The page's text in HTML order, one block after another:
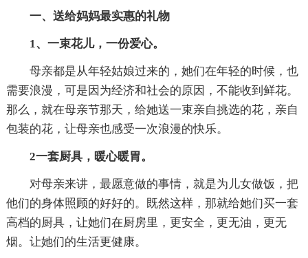
一、送给妈妈最实惠的礼物
1、一束花儿，一份爱心。
母亲都是从年轻姑娘过来的，她们在年轻的时候，也
需要浪漫，可是因为经济和社会的原因，不能收到鲜花。
那么，就在母亲节那天，给她送一束亲自挑选的花，亲自
包装的花，让母亲也感受一次浪漫的快乐。
2一套厨具，暖心暖胃。
对母亲来讲，最愿意做的事情，就是为儿女做饭，把
他们的身体照顾的好好的。既然这样，那就给她们买一套
高档的厨具，让她们在厨房里，更安全，更无油，更无
烟。让她们的生活更健康。